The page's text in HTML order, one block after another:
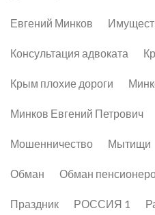
Евгений Минков
Консультация адвоката
Крым плохие дороги
Минков Евгений Петрович
Мошенничество Мытищи
Обман Обман
Праздник РОССИЯ 1